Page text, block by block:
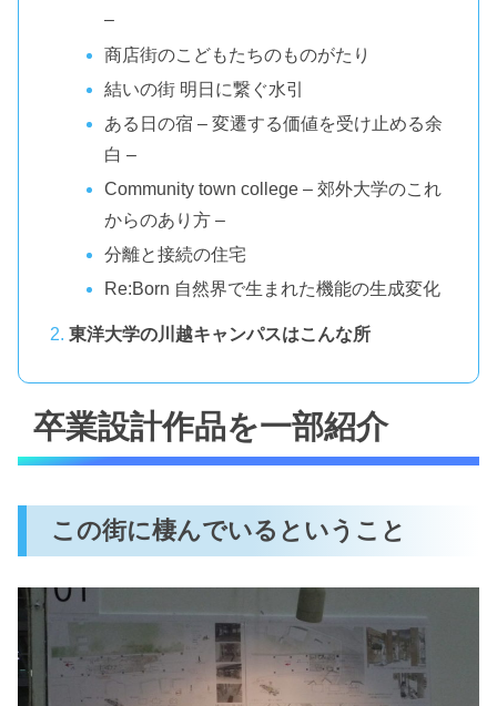
–
商店街のこどもたちのものがたり
結いの街 明日に繋ぐ水引
ある日の宿 – 変遷する価値を受け止める余
白 –
Community town college – 郊外大学のこれ
からのあり方 –
分離と接続の住宅
Re:Born 自然界で生まれた機能の生成変化
東洋大学の川越キャンパスはこんな所
卒業設計作品を一部紹介
この街に棲んでいるということ